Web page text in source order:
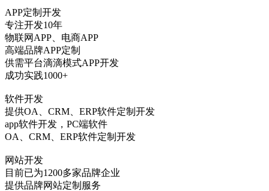
APP定制开发
专注开发10年
物联网APP、电商APP
高端品牌APP定制
供需平台滴滴模式APP开发
成功实践1000+
软件开发
提供OA、CRM、ERP软件定制开发
app软件开发，PC端软件
OA、CRM、ERP软件定制开发
网站开发
目前已为1200多家品牌企业
提供品牌网站定制服务